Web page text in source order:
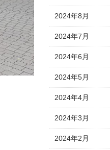
2024年8月
2024年7月
2024年6月
2024年5月
2024年4月
2024年3月
2024年2月